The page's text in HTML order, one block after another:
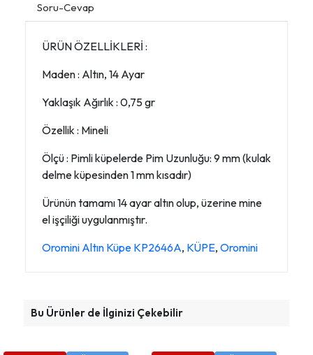
Soru-Cevap
ÜRÜN ÖZELLİKLERİ :
Maden : Altın, 14 Ayar
Yaklaşık Ağırlık : 0,75 gr
Özellik : Mineli
Ölçü : Pimli küpelerde Pim Uzunluğu: 9 mm (kulak
delme küpesinden 1 mm kısadır)
Ürünün tamamı 14 ayar altın olup, üzerine mine
el işçiliği uygulanmıştır.
Oromini Altın Küpe KP2646A, KÜPE, Oromini
Bu Ürünler de İlginizi Çekebilir